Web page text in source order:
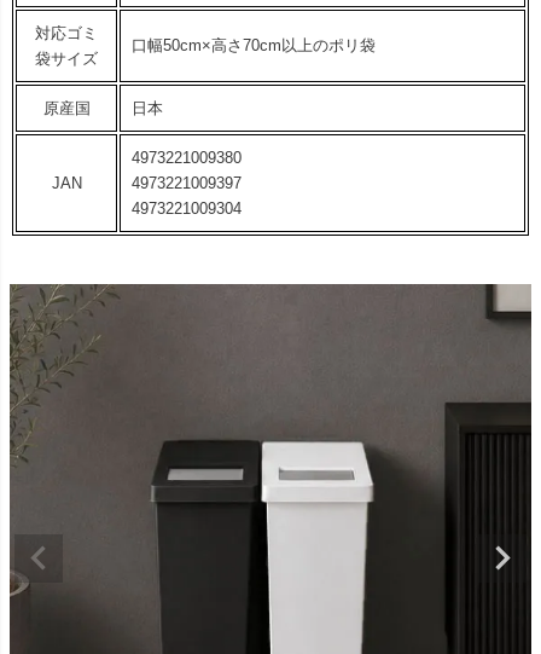
対応ゴミ
袋サイズ
口幅50cm×高さ70cm以上のポリ袋
原産国 日本
JAN
4973221009380
4973221009397
4973221009304